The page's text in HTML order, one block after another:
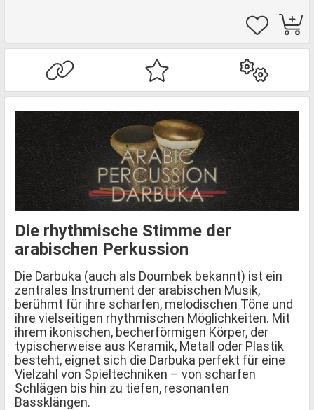
Die rhythmische Stimme der
arabischen Perkussion
Die Darbuka (auch als Doumbek bekannt) ist ein
zentrales Instrument der arabischen Musik,
berühmt für ihre scharfen, melodischen Töne und
ihre vielseitigen rhythmischen Möglichkeiten. Mit
ihrem ikonischen, becherförmigen Körper, der
typischerweise aus Keramik, Metall oder Plastik
besteht, eignet sich die Darbuka perfekt für eine
Vielzahl von Spieltechniken – von scharfen
Schlägen bis hin zu tiefen, resonanten
Bassklängen.